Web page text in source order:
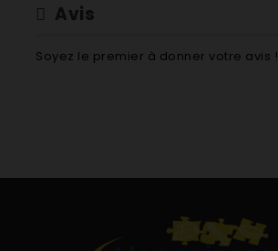
936010343 2SF-6CE
936010370 3SF-6
Courroie 1932H8
Courroie 1932 h9
Avis
Soyez le premier à donner votre avis !